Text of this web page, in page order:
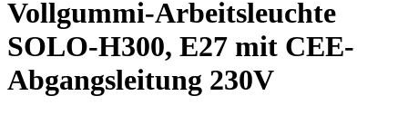
Vollgummi-Arbeitsleuchte
SOLO-H300, E27 mit CEE-
Abgangsleitung 230V